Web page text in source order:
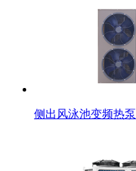
侧出风泳池变频热泵